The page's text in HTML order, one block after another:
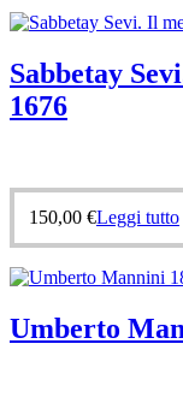
Sabbetay
1676
150,00 €Leggi tutto
Umberto